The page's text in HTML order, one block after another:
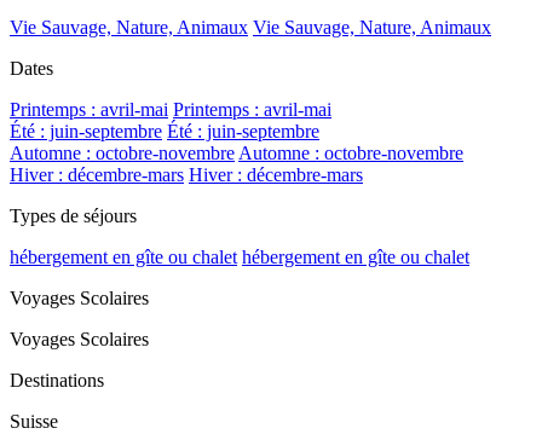
Vie Sauvage, Nature, Animaux Vie Sauvage, Nature, Animaux
Dates
Printemps : avril-mai Printemps : avril-mai
Été : juin-septembre Été : juin-septembre
Automne : octobre-novembreAutomne : octobre-novembre
Hiver : décembre-mars Hiver : décembre-mars
Types de séjours
hébergement en gîte ou chalet hébergement en gîte ou chalet
Voyages Scolaires
Voyages Scolaires
Destinations
Suisse